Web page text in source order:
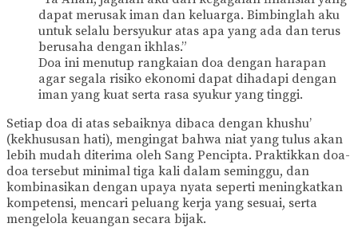
dapat merusak iman dan keluarga. Bimbinglah aku
untuk selalu bersyukur atas apa yang ada dan terus
berusaha dengan ikhlas.”
Doa ini menutup rangkaian doa dengan harapan
agar segala risiko ekonomi dapat dihadapi dengan
iman yang kuat serta rasa syukur yang tinggi.
Setiap doa di atas sebaiknya dibaca dengan khushu’
(kekhususan hati), mengingat bahwa niat yang tulus akan
lebih mudah diterima oleh Sang Pencipta. Praktikkan doa-
doa tersebut minimal tiga kali dalam seminggu, dan
kombinasikan dengan upaya nyata seperti meningkatkan
kompetensi, mencari peluang kerja yang sesuai, serta
mengelola keuangan secara bijak.